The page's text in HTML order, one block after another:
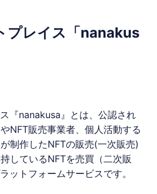
プレイス「nanakus
『nanakusa 』とは、公認され
NFT販売事業者、個人活動する
制作したNFTの販売(一次販売)
しているNFTを売買（二次販
ットフォームサービスです。